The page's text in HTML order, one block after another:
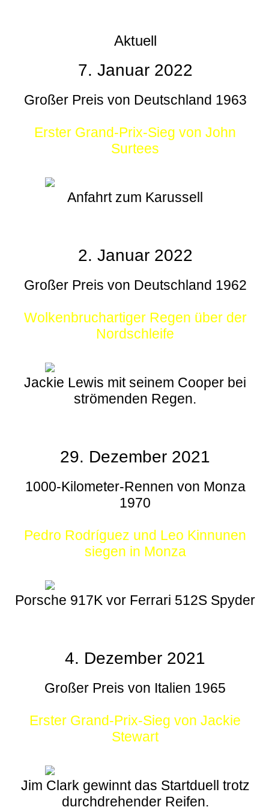
Aktuell
7. Januar 2022
Großer Preis von Deutschland 1963
Erster Grand-Prix-Sieg von John
Surtees
Anfahrt zum Karussell
2. Januar 2022
Großer Preis von Deutschland 1962
Wolkenbruchartiger Regen über der
Nordschleife
Jackie Lewis mit seinem Cooper bei
strömenden Regen.
29. Dezember 2021
1000-Kilometer-Rennen von Monza
1970
Pedro Rodríguez und Leo Kinnunen
siegen in Monza
Porsche 917K vor Ferrari 512S Spyder
4. Dezember 2021
Großer Preis von Italien 1965
Erster Grand-Prix-Sieg von Jackie
Stewart
Jim Clark gewinnt das Startduell trotz
durchdrehender Reifen.